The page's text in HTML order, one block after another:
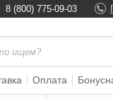
8 (800) 775-09-03
Оплата